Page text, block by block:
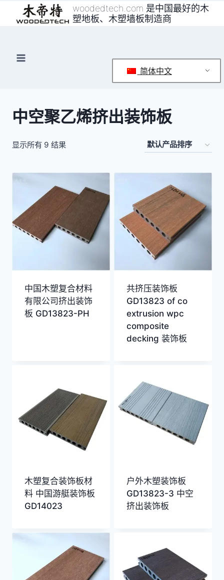
woodedtech.com 是中国最好的木
塑地板、木塑墙板制造商
简体中文
中空聚乙烯挤出装饰板
显示所有 9 结果
中国木塑复合材料
有限公司挤出装饰
板 GD13823-PH
共挤压装饰板
GD13823 of co
extrusion wpc
composite
decking 装饰板
木塑复合装饰板材
料 中国游艇装饰板
GD14023
户外木塑装饰板
GD13823-3 中空
挤出装饰板